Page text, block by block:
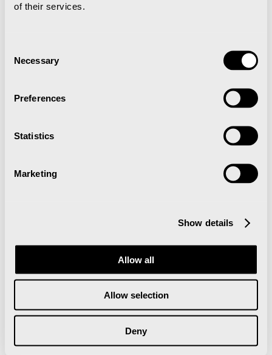
of their services.
Selection
Necessary
Preferences
Statistics
Marketing
Show details
Allow all
Allow selection
Deny
på Svalbard
Arctic Chamber Music Festival